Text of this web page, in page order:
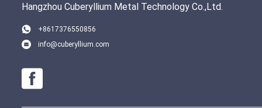
Hangzhou Cuberyllium Metal Technology Co.,Ltd.
+8617376550856
info@cuberyllium.com